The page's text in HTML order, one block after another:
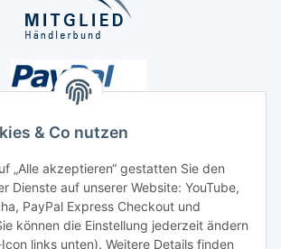
& Co nutzen
„Alle akzeptieren“ gestatten Sie den
Dienste auf unserer Website: YouTube,
PayPal Express Checkout und
können die Einstellung jederzeit ändern
links unten). Weitere Details finden